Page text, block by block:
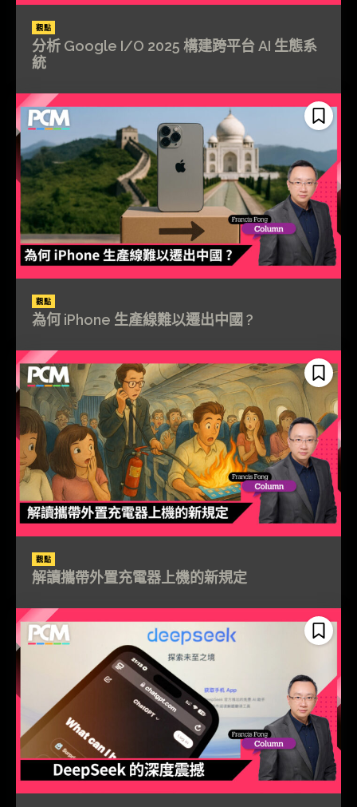
觀點
分析 Google I/O 2025 構建跨平台 AI 生態系
統
觀點
為何 iPhone 生產線難以遷出中國 ?
觀點
解讀攜帶外置充電器上機的新規定